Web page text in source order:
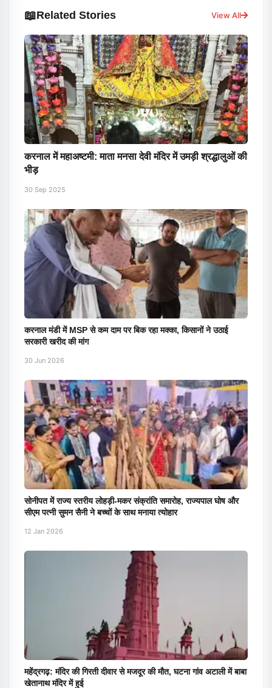
📖Related Stories View All
करनाल में महाअष्टमी: माता मनसा देवी मंदिर में उमड़ी श्रद्धालुओं की
भीड़
30 Sep 2025
करनाल मंडी में MSP से कम दाम पर बिक रहा मक्का, किसानों ने उठाई
सरकारी खरीद की मांग
30 Jun 2026
सोनीपत में राज्य स्तरीय लोहड़ी-मकर संक्रांति समारोह, राज्यपाल घोष और
सीएम पत्नी सुमन सैनी ने बच्चों के साथ मनाया त्योहार
12 Jan 2026
महेंद्रगढ़: मंदिर की गिरती दीवार से मजदूर की मौत, घटना गांव अटाली में बाबा
खेतानाथ मंदिर में हुई